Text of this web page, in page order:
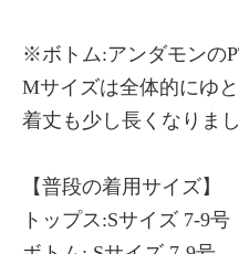
※ボトム:アンダモンの
Mサイズは全体的にゆ
着丈も少し長くなりま
【普段の着用サイズ】
トップス:Sサイズ 7-9号